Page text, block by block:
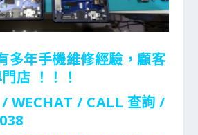
多年手機維修經驗，顧客
店 ！！！
WECHAT / CALL 查詢 /